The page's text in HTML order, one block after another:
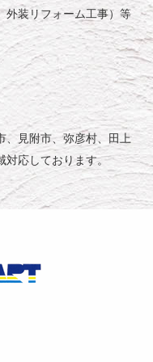
外装リフォーム工事）等
、見附市、弥彦村、田上
対応しております。